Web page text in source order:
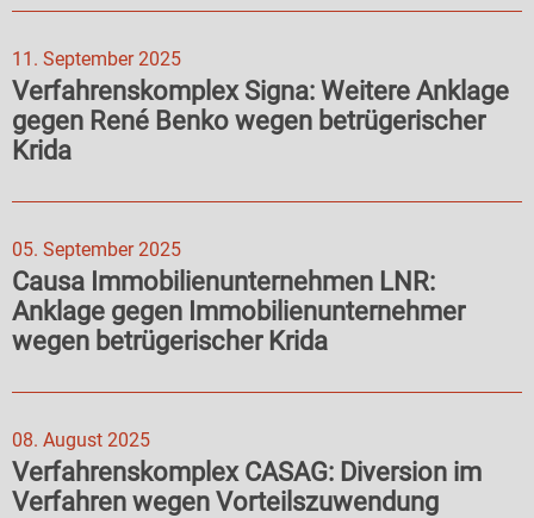
11. September 2025
Verfahrenskomplex Signa: Weitere Anklage
gegen René Benko wegen betrügerischer
Krida
05. September 2025
Causa Immobilienunternehmen LNR:
Anklage gegen Immobilienunternehmer
wegen betrügerischer Krida
08. August 2025
Verfahrenskomplex CASAG: Diversion im
Verfahren wegen Vorteilszuwendung